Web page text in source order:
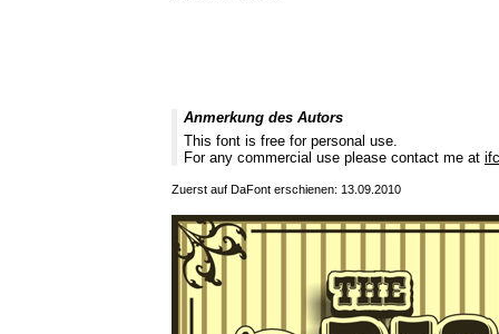
Anmerkung des Autors
This font is free for personal use.
For any commercial use please contact me at
Zuerst auf DaFont erschienen: 13.09.2010